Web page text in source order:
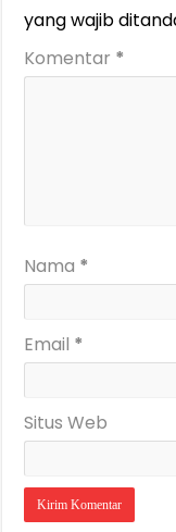
yang wajib
Komentar *
Nama *
Email *
Situs Web